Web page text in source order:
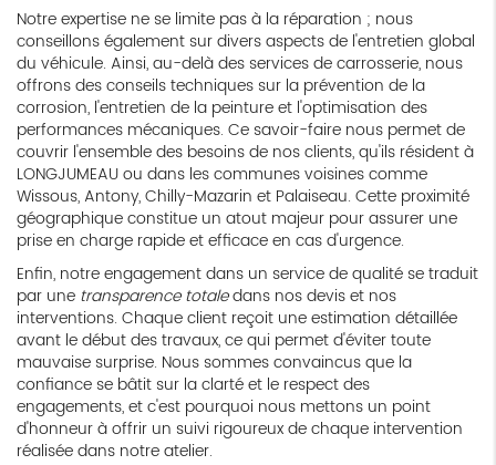
Notre expertise ne se limite pas à la réparation ; nous
conseillons également sur divers aspects de l'entretien global
du véhicule. Ainsi, au-delà des services de carrosserie, nous
offrons des conseils techniques sur la prévention de la
corrosion, l'entretien de la peinture et l'optimisation des
performances mécaniques. Ce savoir-faire nous permet de
couvrir l'ensemble des besoins de nos clients, qu'ils résident à
LONGJUMEAU ou dans les communes voisines comme
Wissous, Antony, Chilly-Mazarin et Palaiseau. Cette proximité
géographique constitue un atout majeur pour assurer une
prise en charge rapide et efficace en cas d'urgence.
Enfin, notre engagement dans un service de qualité se traduit
par une transparence totaledans nos devis et nos
interventions. Chaque client reçoit une estimation détaillée
avant le début des travaux, ce qui permet d'éviter toute
mauvaise surprise. Nous sommes convaincus que la
confiance se bâtit sur la clarté et le respect des
engagements, et c'est pourquoi nous mettons un point
d'honneur à offrir un suivi rigoureux de chaque intervention
réalisée dans notre atelier.